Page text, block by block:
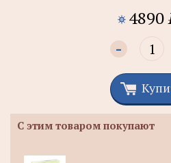
4890
-
С этим товаром покупают